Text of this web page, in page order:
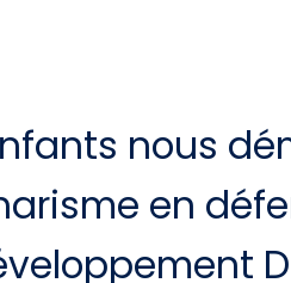
nous
en